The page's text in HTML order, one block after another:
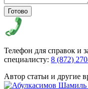
Готово
Телефон для справок и
специалисту: 8 (872)
Автор статьи и другие